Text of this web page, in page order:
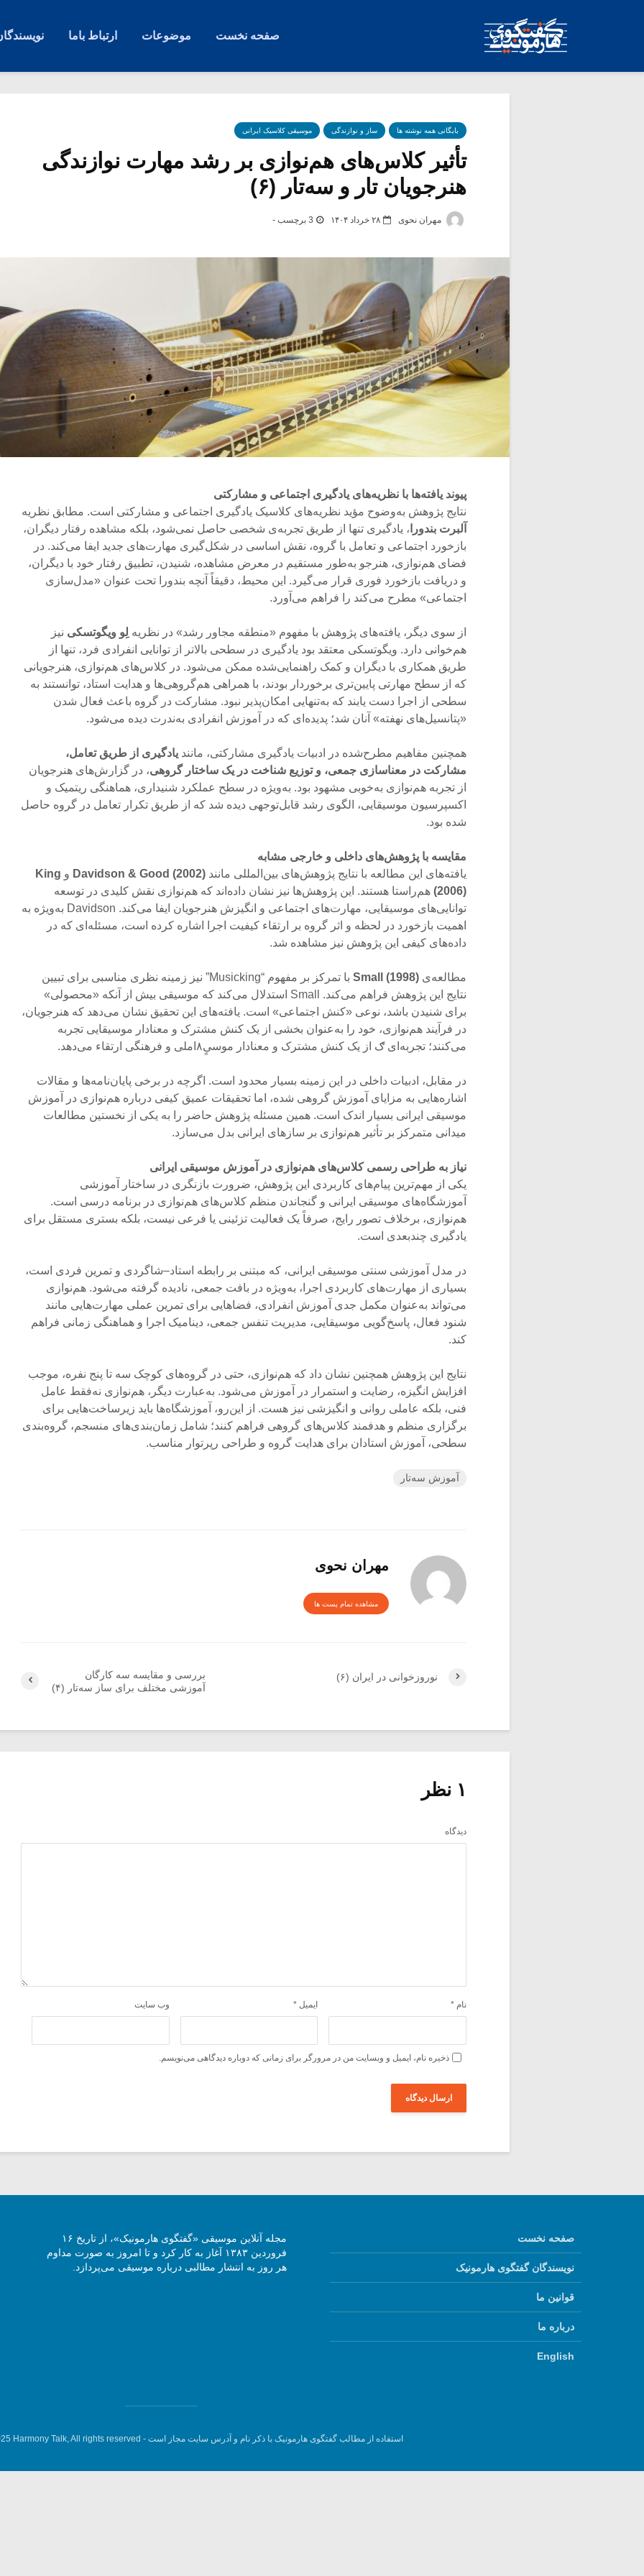
صفحه نخست موضوعات ارتباط باما
بایگانی همه نوشته ها ساز و نوازندگی موسیقی کلاسیک ایرانی
تأثیر کلاس‌های هم‌نوازی بر رشد مهارت نوازندگی
هنرجویان تار و سه‌تار (۶)
مهران نحوی ۲۸ خرداد ۱۴۰۴ 3 برچسب -
پیوند یافته‌ها با نظریه‌های یادگیری اجتماعی و مشارکتی
نتایج پژوهش به‌وضوح مؤید نظریه‌های کلاسیک یادگیری اجتماعی و مشارکتی است. مطابق نظریه
آلبرت بندورا ، یادگیری تنها از طریق تجربه‌ی شخصی حاصل نمی‌شود، بلکه مشاهده رفتار دیگران،
بازخورد اجتماعی و تعامل با گروه، نقش اساسی در شکل‌گیری مهارت‌های جدید ایفا می‌کند. در
فضای هم‌نوازی، هنرجو به‌طور مستقیم در معرض مشاهده، شنیدن، تطبیق رفتار خود با دیگران،
و دریافت بازخورد فوری قرار می‌گیرد. این محیط، دقیقاً آنچه بندورا تحت عنوان «مدل‌سازی
اجتماعی» مطرح می‌کند را فراهم می‌آورد.
از سوی دیگر، یافته‌های پژوهش با مفهوم «منطقه مجاور رشد» در نظریه لِو ویگوتسکی نیز
هم‌خوانی دارد. ویگوتسکی معتقد بود یادگیری در سطحی بالاتر از توانایی انفرادی فرد، تنها از
طریق همکاری با دیگران و کمک راهنمایی‌شده ممکن می‌شود. در کلاس‌های هم‌نوازی، هنرجویانی
که از سطح مهارتی پایین‌تری برخوردار بودند، با همراهی هم‌گروهی‌ها و هدایت استاد، توانستند به
سطحی از اجرا دست یابند که به‌تنهایی امکان‌پذیر نبود. مشارکت در گروه باعث فعال شدن
«پتانسیل‌های نهفته» آنان شد؛ پدیده‌ای که در آموزش انفرادی به‌ندرت دیده می‌شود.
همچنین مفاهیم مطرح‌شده در ادبیات یادگیری مشارکتی، مانند یادگیری از طریق تعامل،
مشارکت در معنا‌سازی جمعی، و توزیع شناخت در یک ساختار گروهی، در گزارش‌های هنرجویان
از تجربه هم‌نوازی به‌خوبی مشهود بود. به‌ویژه در سطح عملکرد شنیداری، هماهنگی ریتمیک و
اکسپرسیون موسیقایی، الگوی رشد قابل‌توجهی دیده شد که از طریق تکرار تعامل در گروه حاصل
شده بود.
مقایسه با پژوهش‌های داخلی و خارجی مشابه
یافته‌های این مطالعه با نتایج پژوهش‌های بین‌المللی مانند Davidson & Good (2002) و King
(2006) هم‌راستا هستند. این پژوهش‌ها نیز نشان داده‌اند که هم‌نوازی نقش کلیدی در توسعه
توانایی‌های موسیقایی، مهارت‌های اجتماعی و انگیزش هنرجویان ایفا می‌کند. Davidson به‌ویژه به
اهمیت بازخورد در لحظه و اثر گروه بر ارتقاء کیفیت اجرا اشاره کرده است، مسئله‌ای که در
داده‌های کیفی این پژوهش نیز مشاهده شد.
مطالعه‌ی Small (1998)
با تمرکز بر مفهوم “Musicking” نیز زمینه نظری مناسبی برای تبیین
نتایج این پژوهش فراهم می‌کند. Small استدلال می‌کند که موسیقی بیش از آنکه «محصولی»
برای شنیدن باشد، نوعی «کنش اجتماعی» است. یافته‌های این تحقیق نشان می‌دهد که هنرجویان،
در فرآیند هم‌نوازی، خود را به‌عنوان بخشی از یک کنش مشترک و معنادار موسیقایی تجربه
می‌کنند؛ تجربه‌ای ګ از یک کنش مشترک و معنادار موسیٍ۸املی و فرهنگی ارتقاء می‌دهد.
در مقابل، ادبیات داخلی در این زمینه بسیار محدود است. اگرچه در برخی پایان‌نامه‌ها و مقالات
اشاره‌هایی به مزایای آموزش گروهی شده، اما تحقیقات عمیق کیفی درباره هم‌نوازی در آموزش
موسیقی ایرانی بسیار اندک است. همین مسئله پژوهش حاضر را به یکی از نخستین مطالعات
میدانی متمرکز بر تأثیر هم‌نوازی بر سازهای ایرانی بدل می‌سازد.
نیاز به طراحی رسمی کلاس‌های هم‌نوازی در آموزش موسیقی ایرانی
یکی از مهم‌ترین پیام‌های کاربردی این پژوهش، ضرورت بازنگری در ساختار آموزشی
آموزشگاه‌های موسیقی ایرانی و گنجاندن منظم کلاس‌های هم‌نوازی در برنامه درسی است.
هم‌نوازی، برخلاف تصور رایج، صرفاً یک فعالیت تزئینی یا فرعی نیست، بلکه بستری مستقل برای
یادگیری چندبعدی است.
در مدل آموزشی سنتی موسیقی ایرانی، که مبتنی بر رابطه استاد–شاگردی و تمرین فردی است،
بسیاری از مهارت‌های کاربردی اجرا، به‌ویژه در بافت جمعی، نادیده گرفته می‌شود. هم‌نوازی
می‌تواند به‌عنوان مکمل جدی آموزش انفرادی، فضاهایی برای تمرین عملی مهارت‌هایی مانند
شنود فعال، پاسخ‌گویی موسیقایی، مدیریت تنفس جمعی، دینامیک اجرا و هماهنگی زمانی فراهم
کند.
نتایج این پژوهش همچنین نشان داد که هم‌نوازی، حتی در گروه‌های کوچک سه تا پنج نفره، موجب
افزایش انگیزه، رضایت و استمرار در آموزش می‌شود. به‌عبارت دیگر، هم‌نوازی نه‌فقط عامل
فنی، بلکه عاملی روانی و انگیزشی نیز هست. از این‌رو، آموزشگاه‌ها باید زیرساخت‌هایی برای
برگزاری منظم و هدفمند کلاس‌های گروهی فراهم کنند؛ شامل زمان‌بندی‌های منسجم، گروه‌بندی
سطحی، آموزش استادان برای هدایت گروه و طراحی رپرتوار مناسب.
آموزش سه‌تار
مهران نحوی
مشاهده تمام پست ها
بررسی و مقایسه سه کارگان
آموزشی مختلف برای ساز سه‌تار (۴)
نوروزخوانی در ایران (۶)
۱ نظر
دیدگاه
نام * ایمیل * وب‌ سایت
ذخیره نام، ایمیل و وبسایت من در مرورگر برای زمانی که دوباره دیدگاهی می‌نویسم.
صفحه نخست
نویسندگان گفتگوی هارمونیک
قوانین ما
درباره ما
English
مجله آنلاین موسیقی «گفتگوی هارمونیک»، از تاریخ ۱۶
فروردین ۱۳۸۳ آغاز به کار کرد و تا امروز به صورت مداوم
هر روز به انتشار مطالبی درباره موسیقی می‌پردازد.
استفاده از مطالب گفتگوی هارمونیک با ذکر نام و آدرس سایت مجاز است - Harmony Talk, All rights reserved.